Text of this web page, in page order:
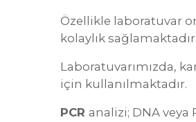
Özellikle laboratuvar
kolaylık sağlamaktadır.
Laboratuvarımızda,
için kullanılmaktadır.
PCR analizi; DNA